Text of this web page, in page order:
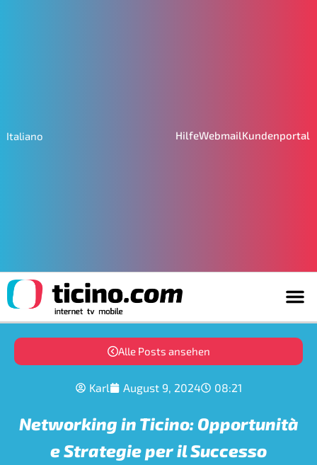
Italiano HilfeWebmailKundenportal
Alle Posts ansehen
Karl August 9, 2024 08:21
Networking in Ticino: Opportunità
e Strategie per il Successo